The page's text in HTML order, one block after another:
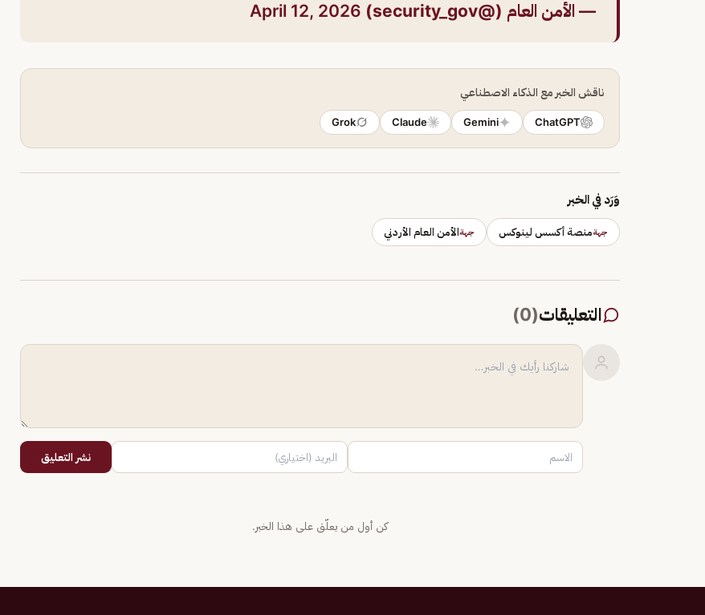
— الأمن العام (@security_gov) April 12, 2026
ناقش الخبر مع الذكاء الاصطناعي
ChatGPT
Gemini
Claude
Grok
وَرَد في الخبر
جهةمنصة أكسس لينوكس جهةالأمن العام الأردني
التعليقات(
0
)
نشر التعليق
كن أول من يعلّق على هذا الخبر.